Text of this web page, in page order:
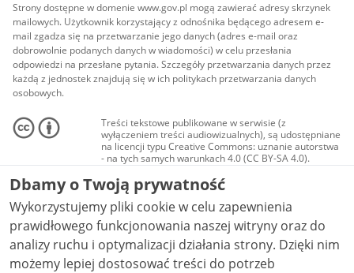
Strony dostępne w domenie www.gov.pl mogą zawierać adresy skrzynek
mailowych. Użytkownik korzystający z odnośnika będącego adresem e-
mail zgadza się na przetwarzanie jego danych (adres e-mail oraz
dobrowolnie podanych danych w wiadomości) w celu przesłania
odpowiedzi na przesłane pytania. Szczegóły przetwarzania danych przez
każdą z jednostek znajdują się w ich politykach przetwarzania danych
osobowych.
Treści tekstowe publikowane w serwisie (z
wyłączeniem treści audiowizualnych), są udostępniane
na licencji typu Creative Commons: uznanie autorstwa
- na tych samych warunkach 4.0 (CC BY-SA 4.0).
Materiały audiowizualne, w tym zdjęcia, materiały
audio i wideo, są udostępniane na licencji typu
Creative Commons: uznanie autorstwa użycie
niekomercyjne - bez utworów zależnych 4.0 (CC BY-
NC-ND 4.0), o ile nie jest to stwierdzone inaczej.
Dbamy o Twoją prywatność
Wykorzystujemy pliki cookie w celu zapewnienia
prawidłowego funkcjonowania naszej witryny oraz do
analizy ruchu i optymalizacji działania strony. Dzięki nim
możemy lepiej dostosować treści do potrzeb